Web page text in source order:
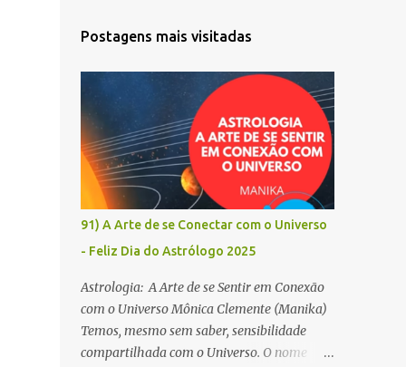
Postagens mais visitadas
91) A Arte de se Conectar com o Universo
- Feliz Dia do Astrólogo 2025
Astrologia: A Arte de se Sentir em Conexão
com o Universo Mônica Clemente (Manika)
Temos, mesmo sem saber, sensibilidade
compartilhada com o Universo. O nome